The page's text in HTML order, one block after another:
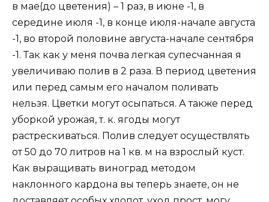
в мае(до цветения) – 1 раз, в июне -1, в
середине июля -1, в конце июля-начале августа
-1, во второй половине августа-начале сентября
-1. Так как у меня почва легкая супесчанная я
увеличиваю полив в 2 раза. В период цветения
или перед самым его началом поливать
нельзя. Цветки могут осыпаться. А также перед
уборкой урожая, т. к. ягоды могут
растрескиваться. Полив следует осуществлять
от 50 до 70 литров на 1 кв. м на взрослый куст.
Как выращивать виноград методом
наклонного кардона вы теперь знаете, он не